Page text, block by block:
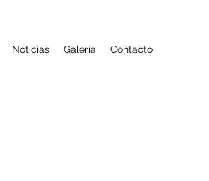
Noticias Galeria Contacto